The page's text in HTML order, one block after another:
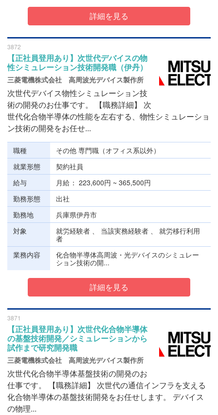
詳細を見る
3872
【正社員登用あり】次世代デバイスの物
性シミュレーション技術開発職（伊丹）
三菱電機株式会社 高周波光デバイス製作所
次世代デバイス物性シミュレーション技
術の開発のお仕事です。 【職務詳細】 次
世代化合物半導体の性能を左右する、物性シミュレーショ
ン技術の開発をお任せ...
職種
その他 専門職（オフィス系以外）
就業形態
契約社員
給与
月給
223,600円 ~ 365,500円
勤務形態
出社
勤務地
兵庫県伊丹市
対象
就労経験者 、 当該実務経験者 、 就労移行利用
者
業務内容
化合物半導体高周波・光デバイスのシミュレー
ション技術の開...
詳細を見る
3871
【正社員登用あり】次世代化合物半導体
の基盤技術開発／シミュレーションから
試作まで研究開発職
三菱電機株式会社 高周波光デバイス製作所
次世代化合物半導体基盤技術の開発のお
仕事です。 【職務詳細】 次世代の通信インフラを支える
化合物半導体の基盤技術開発をお任せします。 デバイス
の物理...